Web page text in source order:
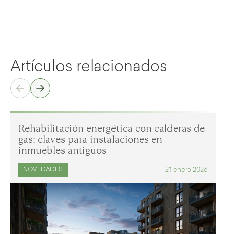
Artículos relacionados
Rehabilitación energética con calderas de
gas: claves para instalaciones en
inmuebles antiguos
NOVEDADES 21 enero 2026